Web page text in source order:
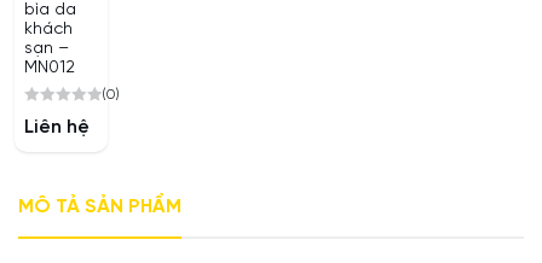
bìa da
khách
sạn –
MN012
(0)
Liên hệ
MÔ TẢ SẢN PHẨM